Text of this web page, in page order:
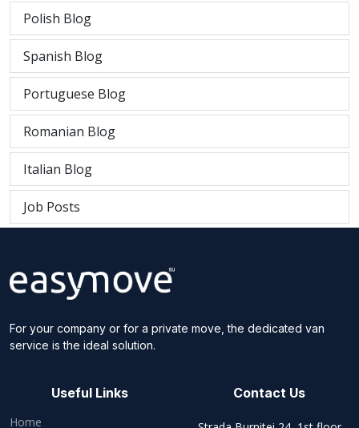
Polish Blog
Spanish Blog
Portuguese Blog
Romanian Blog
Italian Blog
Job Posts
For your company or for a private move, the dedicated van
service is the ideal solution.
Useful Links
Home
Contact Us